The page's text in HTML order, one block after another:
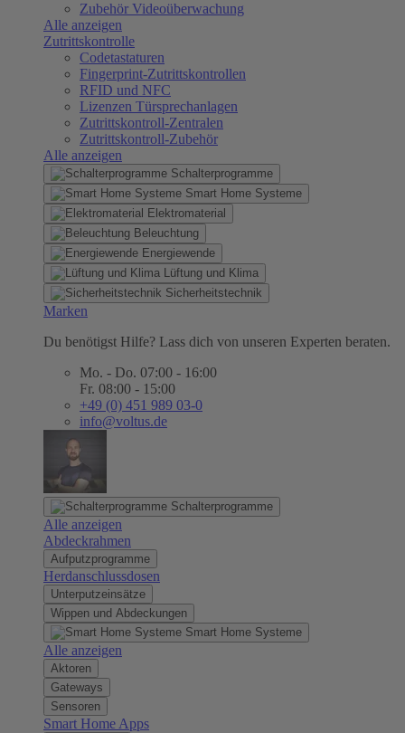
Zubehör Videoüberwachung
Alle anzeigen
Zutrittskontrolle
Codetastaturen
Fingerprint-Zutrittskontrollen
RFID und NFC
Lizenzen Türsprechanlagen
Zutrittskontroll-Zentralen
Zutrittskontroll-Zubehör
Alle anzeigen
Schalterprogramme
Smart Home Systeme
Elektromaterial
Beleuchtung
Energiewende
Lüftung und Klima
Sicherheitstechnik
Marken
Du benötigst Hilfe? Lass dich von unseren Experten beraten.
Mo. - Do. 07:00 - 16:00
Fr. 08:00 - 15:00
+49 (0) 451 989 03-0
info@voltus.de
Schalterprogramme
Alle anzeigen
Abdeckrahmen
Aufputzprogramme
Herdanschlussdosen
Unterputzeinsätze
Wippen und Abdeckungen
Smart Home Systeme
Alle anzeigen
Aktoren
Gateways
Sensoren
Smart Home Apps